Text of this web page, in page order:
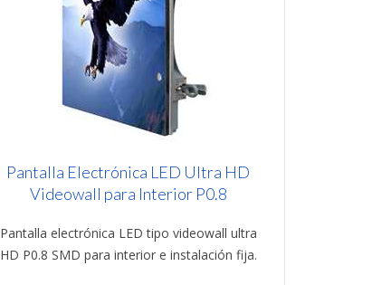
Pantalla Electrónica LED Ultra HD
Videowall para Interior P0.8
Pantalla electrónica LED tipo videowall ultra
HD P0.8 SMD para interior e instalación fija.